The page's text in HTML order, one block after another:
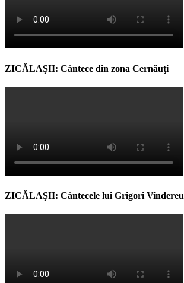
ZICĂLAŞII: Cântece din zona Cernăuţi
ZICĂLAŞII: Cântecele lui Grigori Vindereu